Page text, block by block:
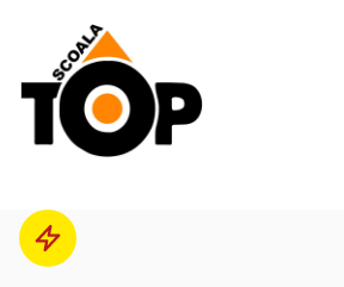
Scoala de Soferi TOP navigation